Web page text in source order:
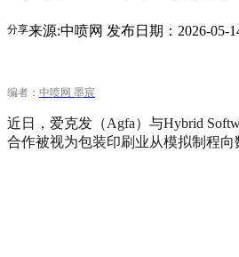
来源:中喷网 发布日期：2026-05-
分享
编者： 中喷网 墨宸
近日，爱克发（Agfa）与Hybrid
合作被视为包装印刷业从模拟制程向